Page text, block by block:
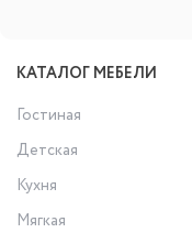
КАТАЛОГ МЕБЕЛИ
Гостиная
Детская
Кухня
Мягкая